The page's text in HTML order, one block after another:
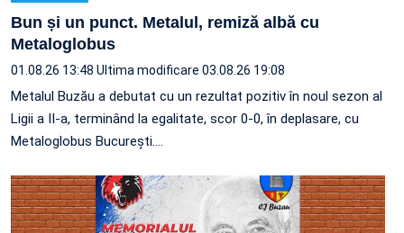
Bun și un punct. Metalul, remiză albă cu
Metaloglobus
01.08.26 13:48 Ultima modificare 03.08.26 19:08
Metalul Buzău a debutat cu un rezultat pozitiv în noul sezon al
Ligii a II-a, terminând la egalitate, scor 0-0, în deplasare, cu
Metaloglobus București.…